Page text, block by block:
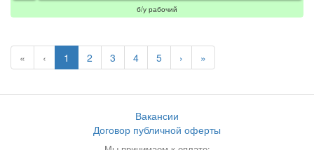
б/у рабочий
« ‹ 1 2 3 4 5 › »
Вакансии
Договор публичной оферты